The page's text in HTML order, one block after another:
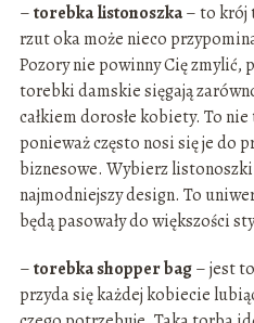
–torebka listonoszka– to krój
rzut oka może nieco
Pozory nie powinny Cię zmylić,
torebki damskie sięgają
całkiem dorosłe kobiety. To
ponieważ często nosi się je do
biznesowe. Wybierz
najmodniejszy design. To
będą pasowały do większości
–torebka shopper bag– jest
przyda się każdej kobiecie